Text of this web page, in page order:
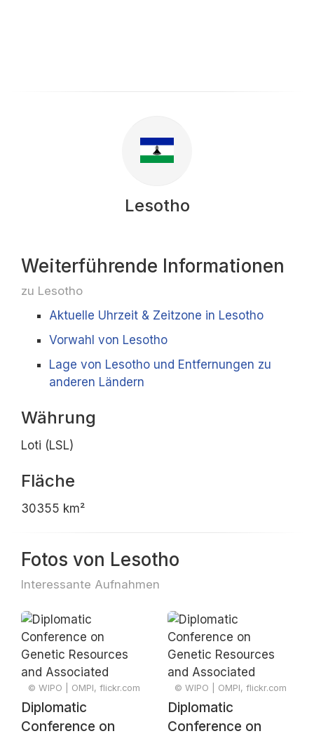
Lesotho
Weiterführende Informationen
zu Lesotho
Aktuelle Uhrzeit & Zeitzone in Lesotho
Vorwahl von Lesotho
Lage von Lesotho und Entfernungen zu
anderen Ländern
Währung
Loti (LSL)
Fläche
30355 km²
Fotos von Lesotho
Interessante Aufnahmen
© WIPO | OMPI, flickr.com
Diplomatic
Conference on
© WIPO | OMPI, flickr.com
Diplomatic
Conference on